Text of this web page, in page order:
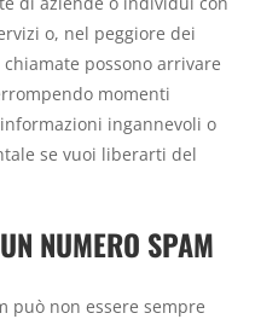
o, nel peggiore dei
possono arrivare
momenti
ingannevoli o
se vuoi liberarti del
NUMERO SPAM
può non essere sempre